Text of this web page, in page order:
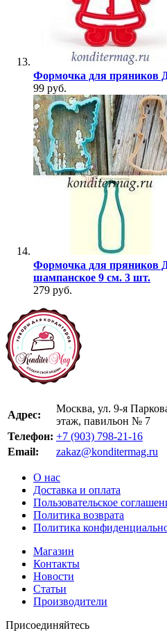
Формочка для пряников
99 руб.
Формочка для пряников
шампанское 9 см. 3 шт.
279 руб.
Адрес:
Москва, ул. 9-я
этаж, павильон № 7
Телефон: +7 (903) 798-21-16
Email:
zakaz@konditermag.ru
О нас
Доставка и оплата
Пользовательское
Политика возврата
Политика
Магазин
Контакты
Новости
Статьи
Производители
Присоединяйтесь